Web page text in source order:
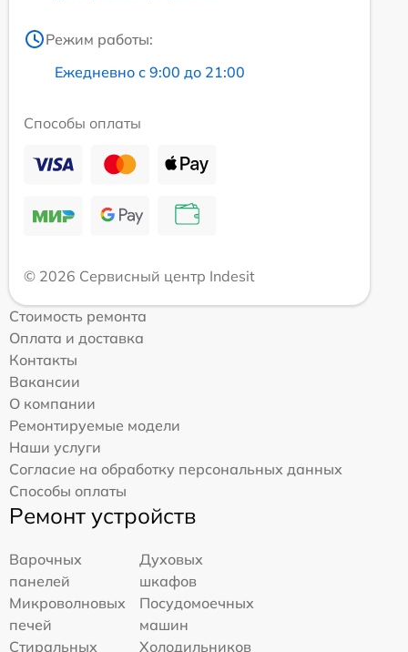
Режим работы:
Ежедневно с 9:00 до 21:00
Способы оплаты
© 2026 Сервисный центр Indesit
Стоимость ремонта
Оплата и доставка
Контакты
Вакансии
О компании
Ремонтируемые модели
Наши услуги
Согласие на обработку персональных данных
Способы оплаты
Ремонт устройств
Варочных
панелей
Духовых
шкафов
Микроволновых
печей
Посудомоечных
машин
Стиральных
Холодильников